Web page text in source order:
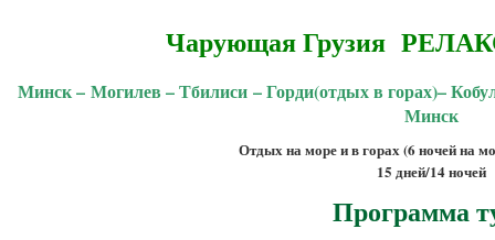
Чарующая Грузия
Минск – Могилев – Тбилиси –Горди(отдых в горах)–
Минск
Отдых на море и в горах (6 ночей на
15 дней/14 ночей
Программа